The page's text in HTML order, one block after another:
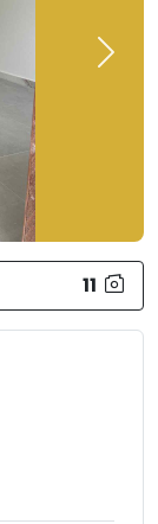
Next
11